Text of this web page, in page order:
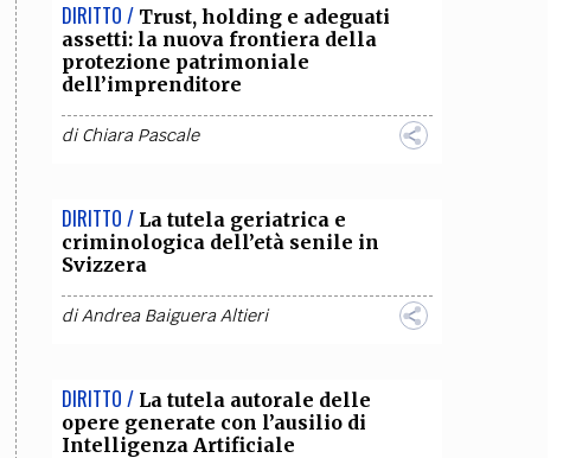
COLLABORA CON NOI
DIRITTO / Trust, holding e adeguati
assetti: la nuova frontiera della
protezione patrimoniale
dell’imprenditore
diChiara Pascale
DIRITTO / La tutela geriatrica e
criminologica dell’età senile in
Svizzera
diAndrea Baiguera Altieri
DIRITTO / La tutela autorale delle
opere generate con l’ausilio di
Intelligenza Artificiale